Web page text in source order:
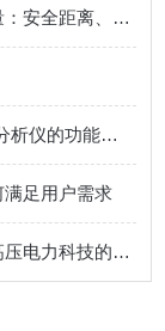
无线高压核相器谁家的比较好？关键考量：安全距离、传输稳定与智能判别
电流互感器检测需要哪些设备？CT参数分析仪的功能配置解析
足用户需求
接地电阻测试仪厂家排名：解析武汉特高压电力科技的市场认可之路